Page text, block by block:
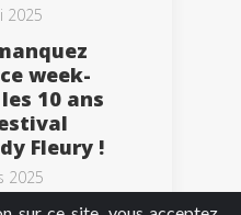
2025
week-
10 ans
Fleury !
2025